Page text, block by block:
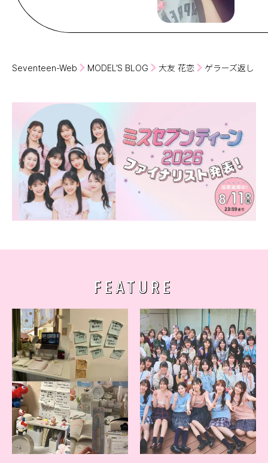
Seventeen-Web MODEL’S BLOG 大友 花恋 ゲラーズ返し
FEATURE